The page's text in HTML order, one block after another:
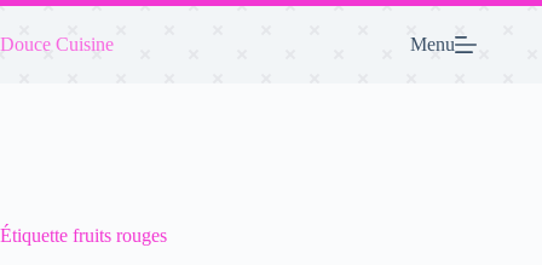
Passer
contenu
Douce Cuisine Menu
Étiquette fruits rouges